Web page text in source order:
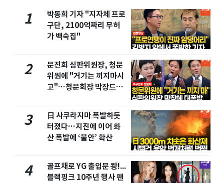
1
박동희 기자 "지자체 프로
구단, 2100억짜리 무허
가 백숙집"
2
문진희 심판위원장, 청문
위원에 "거기는 끼지마시
고"…청문회장 막장드라
3
日 사쿠라지마 폭발하듯
터졌다…지진에 이어 화
산 폭발에 ‘불안’ 확산
4
골프채로 YG 출입문 쾅!...
블랙핑크 10주년 행사 팬